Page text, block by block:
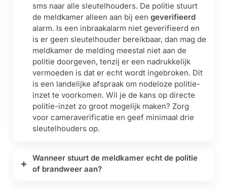
sms naar alle sleutelhouders. De politie stuurt
de meldkamer alleen aan bij eengeverifieerd
alarm. Is een inbraakalarm niet geverifieerd en
is er geen sleutelhouder bereikbaar, dan mag de
meldkamer de melding meestal niet aan de
politie doorgeven, tenzij er een nadrukkelijk
vermoeden is dat er echt wordt ingebroken. Dit
is een landelijke afspraak om nodeloze politie-
inzet te voorkomen. Wil je de kans op directe
politie-inzet zo groot mogelijk maken? Zorg
voor cameraverificatie en geef minimaal drie
sleutelhouders op.
Wanneer stuurt de meldkamer echt de politie
of brandweer aan?